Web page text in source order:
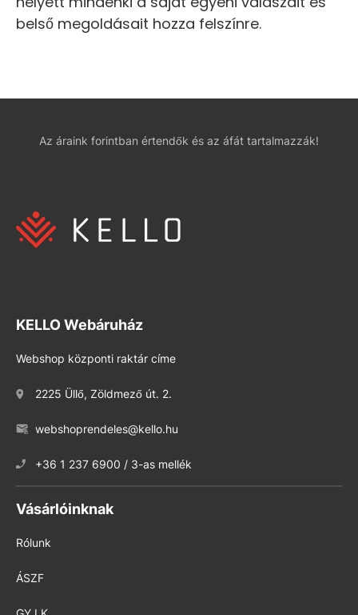
belső megoldásait hozza felszínre.
Az áraink forintban értendők és az áfát tartalmazzák!
KELLO Webáruház
Webshop központi raktár címe
2225 Üllő, Zöldmező út. 2.
webshoprendeles@kello.hu
+36 1 237 6900 / 3-as mellék
Vásárlóinknak
Rólunk
ÁSZF